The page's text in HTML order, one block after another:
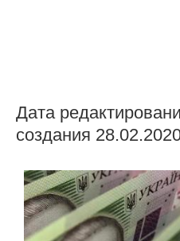
Дата
создания